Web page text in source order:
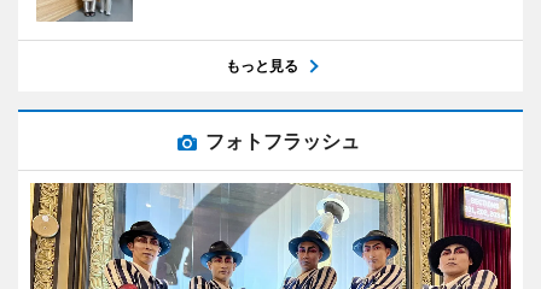
もっと見る
フォトフラッシュ